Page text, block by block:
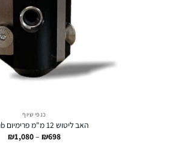
כנפי שיוף
האב ליטוש 12 מ"מ פרימיום RZ Hub
₪698
–
₪1,080 טווח